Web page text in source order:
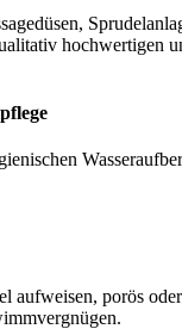
hochwertigen
aufweisen, porös